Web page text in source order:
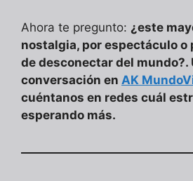
Ahora te pregunto: ¿este
nostalgia, por espectáculo o
de desconectar del mundo?.
conversación en AK
cuéntanos en redes cuál
esperando más.